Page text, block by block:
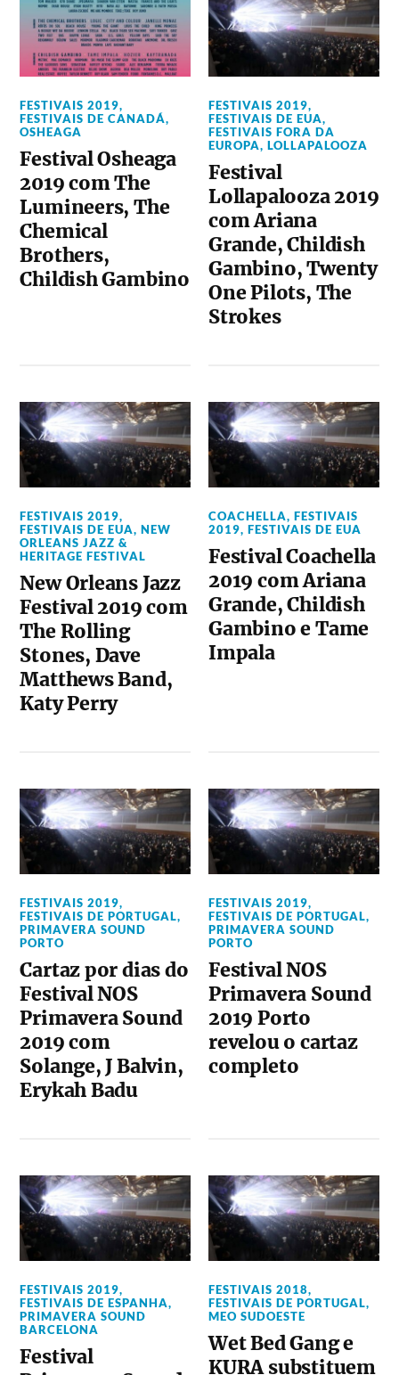
FESTIVAIS 2019,
FESTIVAIS DE CANADÁ,
OSHEAGA
Festival Osheaga
2019 com The
Lumineers, The
Chemical
Brothers,
Childish Gambino
FESTIVAIS 2019,
FESTIVAIS DE EUA,
FESTIVAIS FORA DA
EUROPA,LOLLAPALOOZA
Festival
Lollapalooza 2019
com Ariana
Grande, Childish
Gambino, Twenty
One Pilots, The
Strokes
FESTIVAIS 2019,
FESTIVAIS DE EUA,NEW
ORLEANS JAZZ &
HERITAGE FESTIVAL
New Orleans Jazz
Festival 2019 com
The Rolling
Stones, Dave
Matthews Band,
Katy Perry
COACHELLA,FESTIVAIS
2019,FESTIVAIS DE EUA
Festival Coachella
2019 com Ariana
Grande, Childish
Gambino e Tame
Impala
FESTIVAIS 2019,
FESTIVAIS DE PORTUGAL,
PRIMAVERA SOUND
PORTO
Cartaz por dias do
Festival NOS
Primavera Sound
2019 com
Solange, J Balvin,
Erykah Badu
FESTIVAIS 2019,
FESTIVAIS DE PORTUGAL,
PRIMAVERA SOUND
PORTO
Festival NOS
Primavera Sound
2019 Porto
revelou o cartaz
completo
FESTIVAIS 2019,
FESTIVAIS DE ESPANHA,
PRIMAVERA SOUND
BARCELONA
Festival
FESTIVAIS 2018,
FESTIVAIS DE PORTUGAL,
MEO SUDOESTE
Wet Bed Gang e
KURA substituem